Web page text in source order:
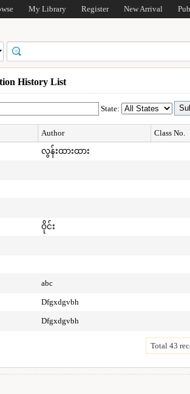
My Library Register New Arrival
History List
State:
Author
Class No.
လွန်းထားထား
ဝိုင်း
abc
Dfgxdgvbh
Dfgxdgvbh
Total 43